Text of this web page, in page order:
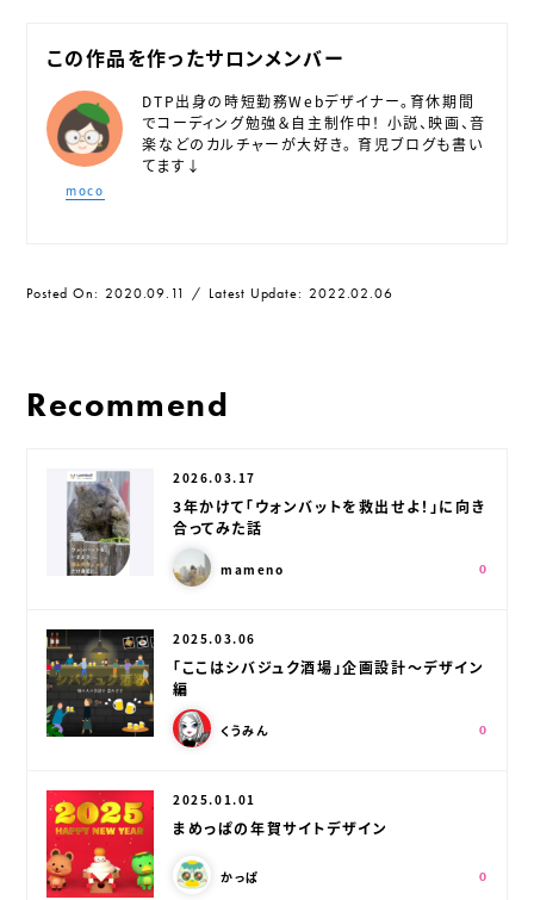
この作品を作ったサロンメンバー
moco
DTP出身の時短勤務Webデザイナー。育休期間
でコーディング勉強＆自主制作中！ 小説、映画、音
楽などのカルチャーが大好き。 育児ブログも書い
てます↓
Posted On 2020.09.11 Latest Update 2022.02.06
Recommend
3年かけて「ウォンバットを救出せよ！」に向き
合ってみた話
公開日：
2026.03.17
この記事を書いた人：
mameno スキ：
0Shares
「ここはシバジュク酒場」企画設計〜デザイン
編
公開日：
2025.03.06
この記事を書いた人：
くうみん スキ：
0Shares
まめっぱの年賀サイトデザイン
公開日：
2025.01.01
この記事を書いた人：
かっぱ スキ：
0